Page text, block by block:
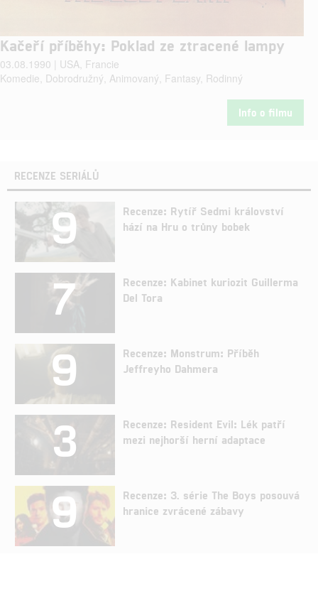
Kačeří příběhy: Poklad ze ztracené lampy
03.08.1990 | USA, Francie
Komedie, Dobrodružný, Animovaný, Fantasy, Rodinný
Info o filmu
RECENZE SERIÁLŮ
9
Recenze: Rytíř Sedmi království
hází na Hru o trůny bobek
7
Recenze: Kabinet kuriozit Guillerma
Del Tora
9
Recenze: Monstrum: Příběh
Jeffreyho Dahmera
3
Recenze: Resident Evil: Lék patří
mezi nejhorší herní adaptace
9
Recenze: 3. série The Boys posouvá
hranice zvrácené zábavy